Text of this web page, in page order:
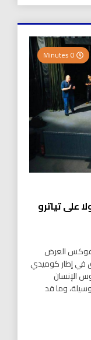
على تياترو
فوكس العرض
في إطار كوميدي
الإنسان
وما قد